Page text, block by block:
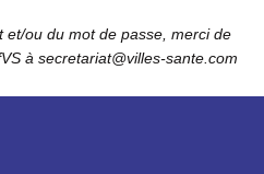
et/ou du mot de passe, merci de
à secretariat@villes-sante.com